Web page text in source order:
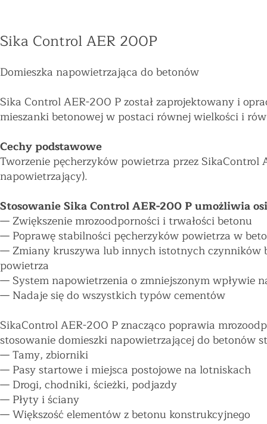
Sika Control AER 200P
Domieszka napowietrzająca do betonów
Sika Control AER-200 P został zaprojektowany i
mieszanki betonowej w postaci równej wielkości i
Cechy podstawowe
Tworzenie pęcherzyków powietrza przez
napowietrzający).
Stosowanie Sika Control AER-200 P umożliwia
—Zwiększenie mrozoodporności i trwałości betonu
— Poprawę stabilności pęcherzyków powietrza w
—Zmiany kruszywa lub innych istotnych czynników
powietrza
— System napowietrzenia o zmniejszonym wpływie
— Nadaje się do wszystkich typów cementów
SikaControl AER-200 P znacząco poprawia
stosowanie domieszki napowietrzającej do betonów
—Tamy, zbiorniki
— Pasy startowe i miejsca postojowe na lotniskach
— Drogi, chodniki, ścieżki, podjazdy
— Płyty i ściany
—Większość elementów z betonu konstrukcyjnego